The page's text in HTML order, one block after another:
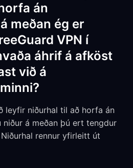
án
meðan ég er
VPN í
áhrif á afköst
við á
leyfir niðurhal til að horfa án
niður á meðan þú ert tengdur
rennur yfirleitt út